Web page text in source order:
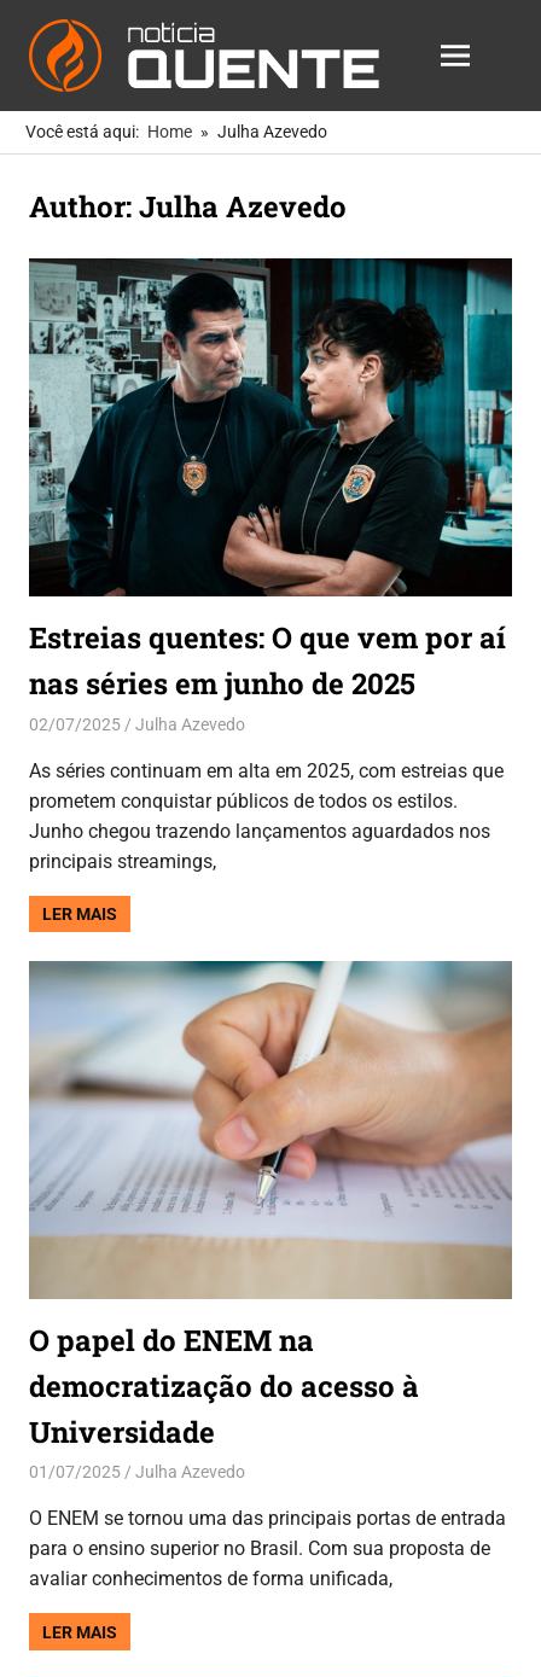
Skip
to
Notícia
Quente
Notícias
Mais
Para
MENU
Você está aqui: Home Julha Azevedo
Author:Julha Azevedo
Estreias quentes: O que vem por aí
nas séries em junho de 2025
02/07/2025 Julha AzevedoEntretenimento
As séries continuam em alta em 2025, com estreias que
prometem conquistar públicos de todos os estilos.
Junho chegou trazendo lançamentos aguardados nos
principais streamings,
LER MAIS
O papel do ENEM na
democratização do acesso à
Universidade
01/07/2025 Julha AzevedoDicas
O ENEM se tornou uma das principais portas de entrada
para o ensino superior no Brasil. Com sua proposta de
avaliar conhecimentos de forma unificada,
LER MAIS